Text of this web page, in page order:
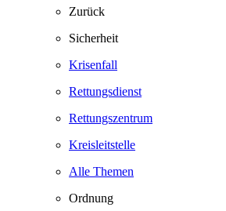
Zurück
Sicherheit
Krisenfall
Rettungsdienst
Rettungszentrum
Kreisleitstelle
Alle Themen
Ordnung